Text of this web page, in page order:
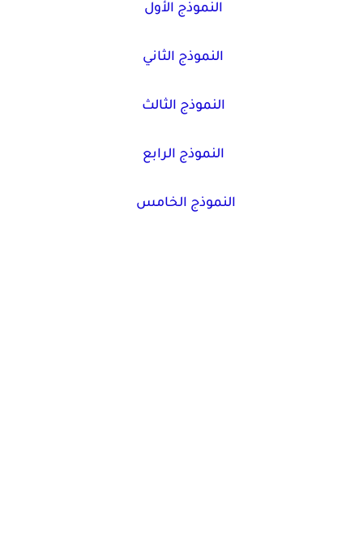
النموذج الأول
النموذج الثاني
النموذج الثالث
النموذج الرابع
النموذج الخامس